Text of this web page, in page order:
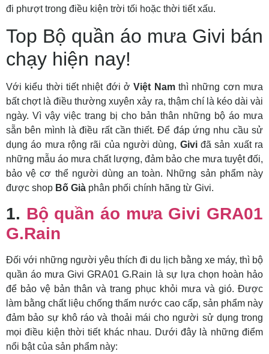
đi phượt trong điều kiện trời tối hoặc thời tiết xấu.
Top Bộ quần áo mưa Givi bán
chạy hiện nay!
Với kiểu thời tiết nhiệt đới ởViệt Namthì những cơn mưa
bất chợt là điều thường xuyên xảy ra, thậm chí là kéo dài vài
ngày. Vì vậy việc trang bị cho bản thân những bộ áo mưa
sẵn bên mình là điều rất cần thiết. Để đáp ứng nhu cầu sử
dụng áo mưa rộng rãi của người dùng, Giviđã sản xuất ra
những mẫu áo mưa chất lượng, đảm bảo che mưa tuyệt đối,
bảo vệ cơ thể người dùng an toàn. Những sản phẩm này
được shop Bố Già phân phối chính hãng từ Givi.
1. Bộ quần áo mưa Givi GRA01
G.Rain
Đối với những người yêu thích đi du lịch bằng xe máy, thì bộ
quần áo mưa Givi GRA01 G.Rain là sự lựa chọn hoàn hảo
để bảo vệ bản thân và trang phục khỏi mưa và gió. Được
làm bằng chất liệu chống thấm nước cao cấp, sản phẩm này
đảm bảo sự khô ráo và thoải mái cho người sử dụng trong
mọi điều kiện thời tiết khác nhau. Dưới đây là những điểm
nổi bật của sản phẩm này: